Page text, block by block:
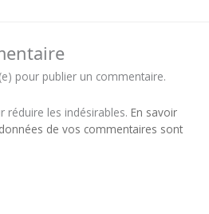
pour publier un commentaire.
réduire les indésirables. En savoir
de vos commentaires sont